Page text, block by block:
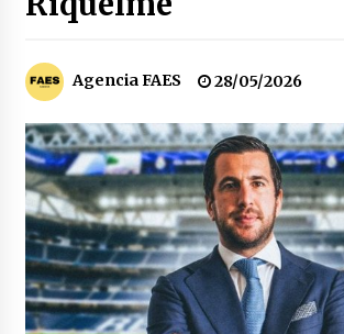
Zapatero en el punto de mira
Nacional por sus vínculos
09/01/2026
Las charos se manifiestan
apoyar a Pedro Sánchez
28/04/2024
Irene Montero habla de su
Agencia FAES 28/05/2026